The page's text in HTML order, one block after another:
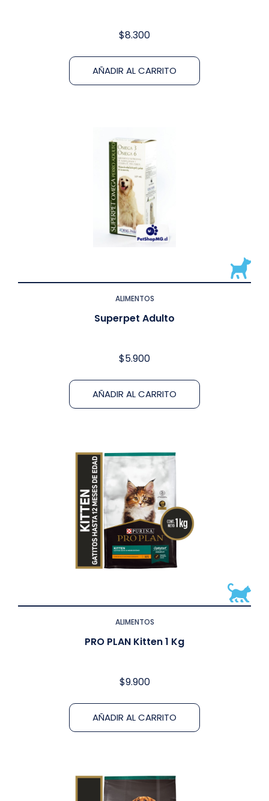
$8.300
AÑADIR AL CARRITO
ALIMENTOS
Superpet Adulto
$5.900
AÑADIR AL CARRITO
ALIMENTOS
PRO PLAN Kitten 1 Kg
$9.900
AÑADIR AL CARRITO